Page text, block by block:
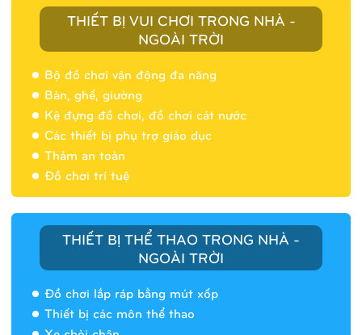
THIẾT BỊ VUI CHƠI TRONG NHÀ -
NGOÀI TRỜI
Bộ đồ chơi vận động đa năng
Bàn, ghế, giường
Kệ đựng đồ chơi, đồ chơi cát nước
Các thiết bị phụ trợ giáo dục
Thảm an toàn
Đồ chơi trí tuệ
THIẾT BỊ THỂ THAO TRONG NHÀ -
NGOÀI TRỜI
Đồ chơi lắp ráp bằng mút xốp
Thiết bị các môn thể thao
Nhà banh 9H5404